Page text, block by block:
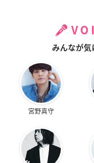
みんなが気
宮野真守